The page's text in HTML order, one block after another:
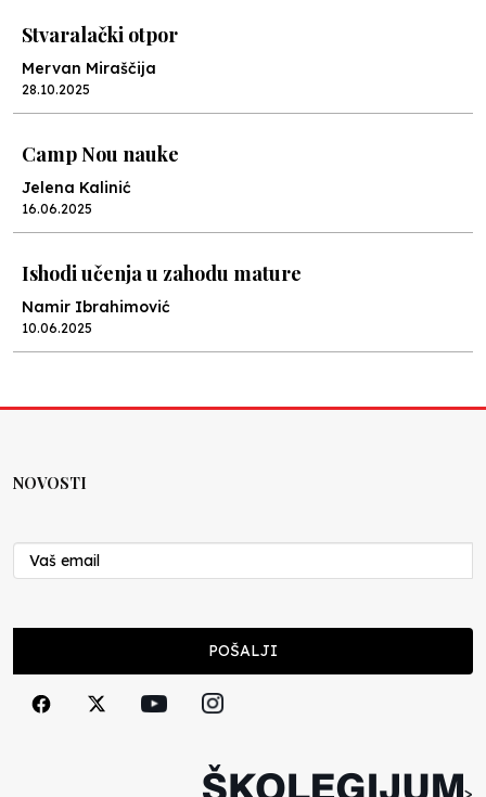
Stvaralački otpor
Mervan Miraščija
28.10.2025
Camp Nou nauke
Jelena Kalinić
16.06.2025
Ishodi učenja u zahodu mature
Namir Ibrahimović
10.06.2025
Nenad Veličković
29.10.2024
Cuke i djeca
NOVOSTI
POŠALJI
>